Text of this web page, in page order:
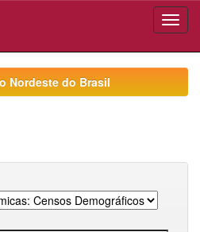
Nordeste do Brasil